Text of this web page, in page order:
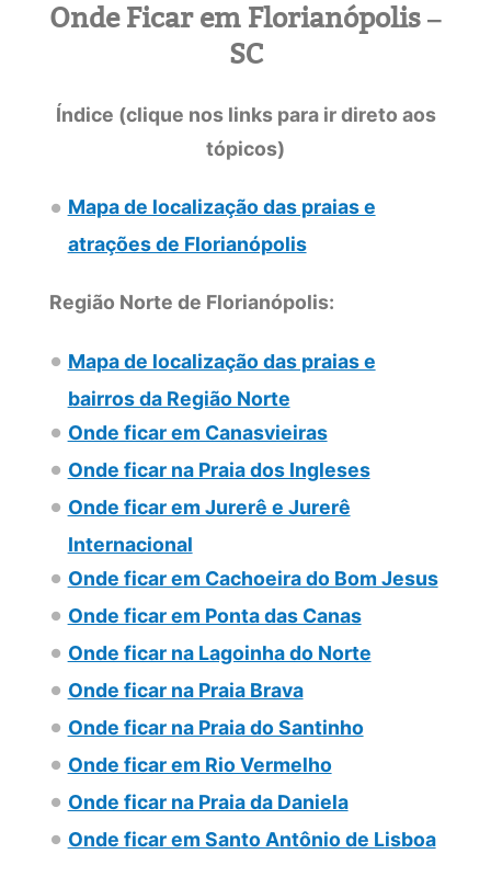
Onde Ficar em Florianópolis –
SC
Índice (clique nos links para ir direto aos
tópicos)
Mapa de localização das praias e
atrações de Florianópolis
Região Norte de Florianópolis:
Mapa de localização das praias e
bairros da Região Norte
Onde ficar em Canasvieiras
Onde ficar na Praia dos Ingleses
Onde ficar em Jurerê e Jurerê
Internacional
Onde ficar em Cachoeira do Bom Jesus
Onde ficar em Ponta das Canas
Onde ficar na Lagoinha do Norte
Onde ficar na Praia Brava
Onde ficar na Praia do Santinho
Onde ficar em Rio Vermelho
Onde ficar na Praia da Daniela
Onde ficar em Santo Antônio de Lisboa